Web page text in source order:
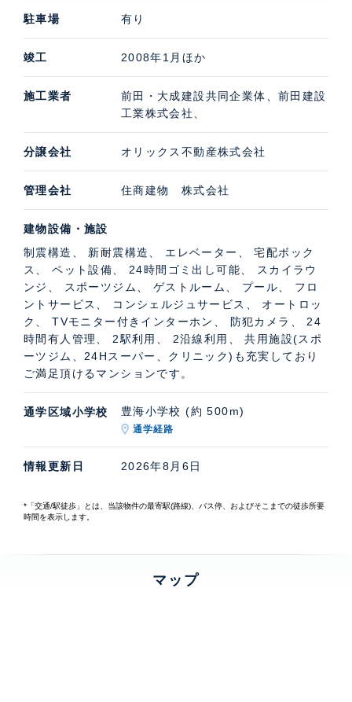
駐車場 有り
竣工 2008年1月ほか
施工業者
前田・大成建設共同企業体、前田建設
工業株式会社、
分譲会社 オリックス不動産株式会社
管理会社 住商建物 株式会社
建物設備・施設
制震構造、 新耐震構造、 エレベーター、 宅配ボック
ス、 ペット設備、 24時間ゴミ出し可能、 スカイラウ
ンジ、 スポーツジム、 ゲストルーム、 プール、 フロ
ントサービス、 コンシェルジュサービス、 オートロッ
ク、 TVモニター付きインターホン、 防犯カメラ、 24
時間有人管理、 2駅利用、 2沿線利用、 共用施設(スポ
ーツジム、24Hスーパー、クリニック)も充実しており
ご満足頂けるマンションです。
通学区域小学校 豊海小学校 (約 500m)
通学経路
情報更新日 2026年8月6日
*「交通/駅徒歩」とは、当該物件の最寄駅(路線)、バス停、およびそこまでの徒歩所要
時間を表示します。
マップ